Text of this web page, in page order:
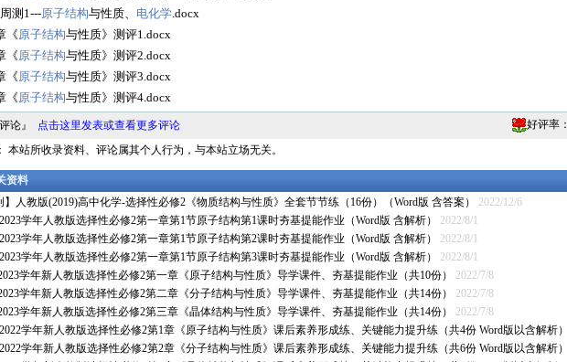
测1---原子结构与性质、 电化学.docx
《原子结构与性质》测评1.docx
《原子结构与性质》测评2.docx
《原子结构与性质》测评3.docx
《原子结构与性质》测评4.docx
论』 点击这里发表或查看更多评论 好评率：
本站所收录资料、评论属其个人行为，与本站立场无关。
资料
】人教版(2019)高中化学-选择性必修2《物质结构与性质》全套节节练（16份）（Word版 含答案）
2022/12/6
学年人教版选择性必修2第一章第1节原子结构第1课时夯基提能作业（Word版 含解析）
2022/8/1
学年人教版选择性必修2第一章第1节原子结构第2课时夯基提能作业（Word版 含解析）
2022/8/1
学年人教版选择性必修2第一章第1节原子结构第3课时夯基提能作业（Word版 含解析）
2022/8/1
学年新人教版选择性必修2第一章《原子结构与性质》导学课件、夯基提能作业（共10份）
2022/7/8
学年新人教版选择性必修2第二章《分子结构与性质》导学课件、夯基提能作业（共14份）
2022/7/8
学年新人教版选择性必修2第三章《晶体结构与性质》导学课件、夯基提能作业（共14份）
2022/7/8
学年新人教版选择性必修2第1章《原子结构与性质》课后素养形成练、关键能力提升练（共4份 Word版以含解析）
学年新人教版选择性必修2第2章《分子结构与性质》课后素养形成练、关键能力提升练（共6份 Word版以含解析）